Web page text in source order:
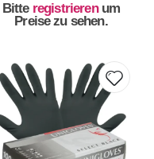
Bitte registrieren um
Preise zu sehen.